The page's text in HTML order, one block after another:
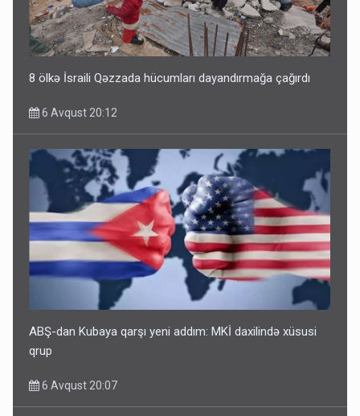
8 ölkə İsraili Qəzzada hücumları dayandırmağa çağırdı
6 Avqust 20:12
ABŞ-dan Kubaya qarşı yeni addım: MKİ daxilində xüsusi
qrup
6 Avqust 20:07